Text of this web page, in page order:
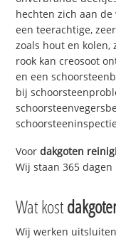
hechten zich aan
een teerachtige,
zoals hout en kolen,
rook kan creosoot
en een
bij
Voordakgoten
Wij staan 365
Wat kost
Wij werken